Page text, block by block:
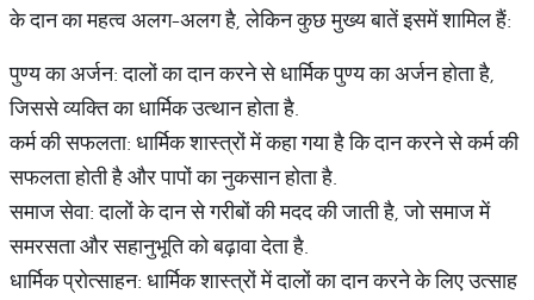
के दान का महत्व अलग-अलग है, लेकिन कुछ मुख्य बातें इसमें शामिल हैं:
पुण्य का अर्जन: दालों का दान करने से धार्मिक पुण्य का अर्जन होता है,
जिससे व्यक्ति का धार्मिक उत्थान होता है.
कर्म की सफलता: धार्मिक शास्त्रों में कहा गया है कि दान करने से कर्म की
सफलता होती है और पापों का नुकसान होता है.
समाज सेवा: दालों के दान से गरीबों की मदद की जाती है, जो समाज में
समरसता और सहानुभूति को बढ़ावा देता है.
धार्मिक प्रोत्साहन: धार्मिक शास्त्रों में दालों का दान करने के लिए उत्साह